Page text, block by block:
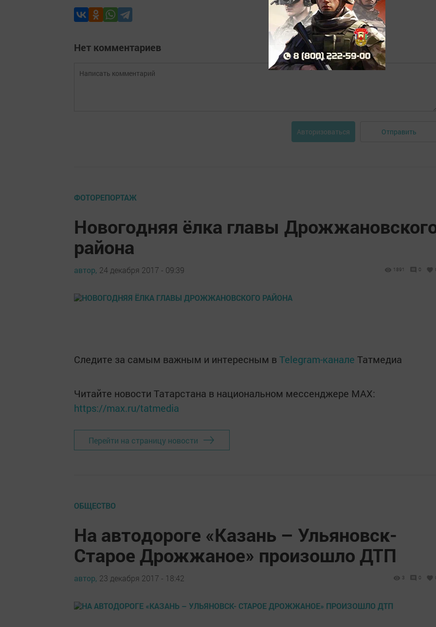
Нет комментариев
Авторизоваться Отправить
ФОТОРЕПОРТАЖ
Новогодняя ёлка главы
района
автор, 24 декабря 2017 - 09:39 1891 0
Следите за самым важным и интересным в Telegram-канале Татмедиа
Читайте новости Татарстана в национальном мессенджере MАХ:
https://max.ru/tatmedia
Перейти на страницу новости
ОБЩЕСТВО
На автодороге «Казань – Ульяновск-
Старое Дрожжаное» произошло ДТП
автор, 23 декабря 2017 - 18:42 3 0